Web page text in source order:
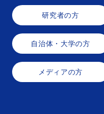
研究者の方
自治体・大学の方
メディアの方